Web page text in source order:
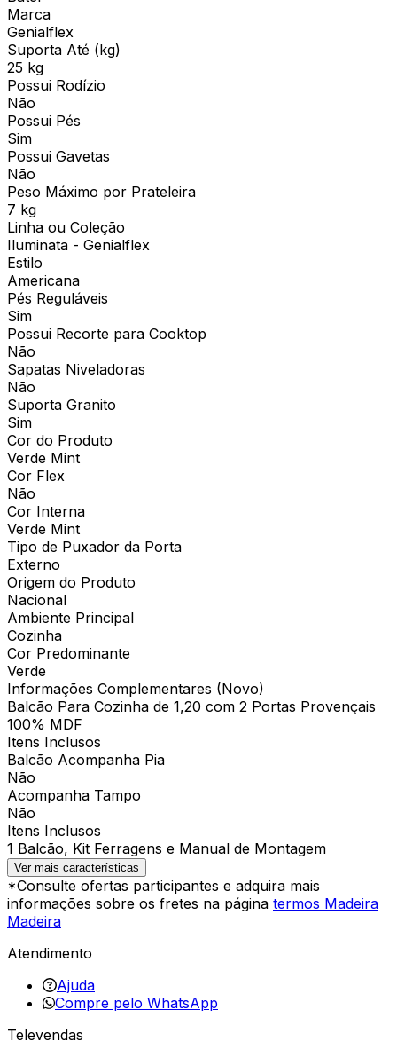
Marca
Genialflex
Suporta Até (kg)
25 kg
Possui Rodízio
Não
Possui Pés
Sim
Possui Gavetas
Não
Peso Máximo por Prateleira
7 kg
Linha ou Coleção
Iluminata - Genialflex
Estilo
Americana
Pés Reguláveis
Sim
Possui Recorte para Cooktop
Não
Sapatas Niveladoras
Não
Suporta Granito
Sim
Cor do Produto
Verde Mint
Cor Flex
Não
Cor Interna
Verde Mint
Tipo de Puxador da Porta
Externo
Origem do Produto
Nacional
Ambiente Principal
Cozinha
Cor Predominante
Verde
Informações Complementares (Novo)
Balcão Para Cozinha de 1,20 com 2 Portas Provençais
100% MDF
Itens Inclusos
Balcão Acompanha Pia
Não
Acompanha Tampo
Não
Itens Inclusos
1 Balcão, Kit Ferragens e Manual de Montagem
Ver mais características
*Consulte ofertas participantes e adquira mais
informações sobre os fretes na página termos Madeira
Madeira
Atendimento
Ajuda
Compre pelo WhatsApp
Televendas